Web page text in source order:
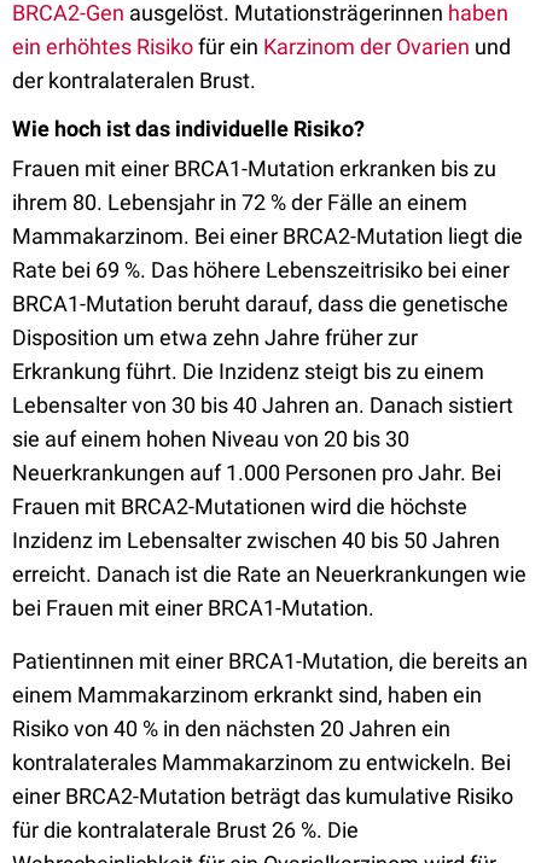
BRCA2-Gen ausgelöst. Mutationsträgerinnen haben
ein erhöhtes Risikofür ein Karzinom der Ovarien und
der kontralateralen Brust.
Wie hoch ist das individuelle Risiko?
Frauen mit einer BRCA1-Mutation erkranken bis zu
ihrem 80. Lebensjahr in 72 % der Fälle an einem
Mammakarzinom. Bei einer BRCA2-Mutation liegt die
Rate bei 69 %. Das höhere Lebenszeitrisiko bei einer
BRCA1-Mutation beruht darauf, dass die genetische
Disposition um etwa zehn Jahre früher zur
Erkrankung führt. Die Inzidenz steigt bis zu einem
Lebensalter von 30 bis 40 Jahren an. Danach sistiert
sie auf einem hohen Niveau von 20 bis 30
Neuerkrankungen auf 1.000 Personen pro Jahr. Bei
Frauen mit BRCA2-Mutationen wird die höchste
Inzidenz im Lebensalter zwischen 40 bis 50 Jahren
erreicht. Danach ist die Rate an Neuerkrankungen wie
bei Frauen mit einer BRCA1-Mutation.
Patientinnen mit einer BRCA1-Mutation, die bereits an
einem Mammakarzinom erkrankt sind, haben ein
Risiko von 40 % in den nächsten 20 Jahren ein
kontralaterales Mammakarzinom zu entwickeln. Bei
einer BRCA2-Mutation beträgt das kumulative Risiko
für die kontralaterale Brust 26 %. Die